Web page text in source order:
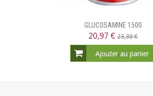
GLUCOSAMINE 1500
20,97 € 23,30 €
Ajouter au panier